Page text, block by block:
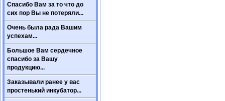
Спасибо Вам за то что до
сих пор Вы не потеряли...
Очень была рада Вашим
успехам...
Большое Вам сердечное
спасибо за Вашу
продукцию...
Заказывали ранее у вас
простенький инкубатор...